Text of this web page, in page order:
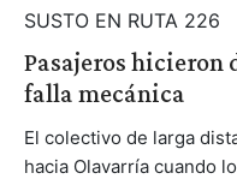
SUSTO EN RUTA 226
Pasajeros hicieron
falla mecánica
El colectivo de larga
hacia Olavarría cuando